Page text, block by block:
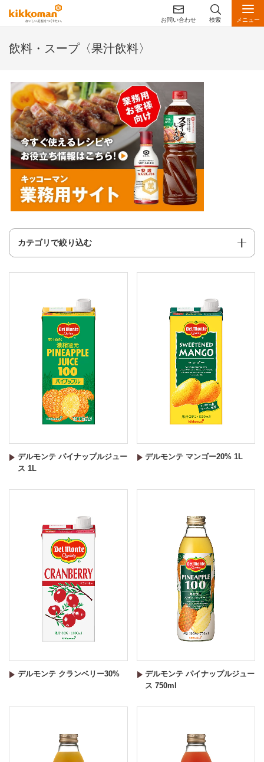
お問い合わせ 検索 メニュー
飲料・スープ〈果汁飲料〉
カテゴリで絞り込む
デルモンテ パイナップルジュー
ス 1L
デルモンテ マンゴー20% 1L
デルモンテ クランベリー30%
デルモンテ パイナップルジュー
ス 750ml